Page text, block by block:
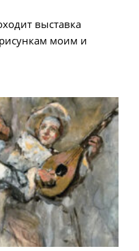
выставка
моим и